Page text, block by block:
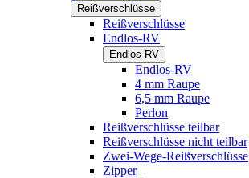
Reißverschlüsse
Reißverschlüsse
Endlos-RV
Endlos-RV
Endlos-RV
4 mm Raupe
6,5 mm Raupe
Perlon
Reißverschlüsse teilbar
Reißverschlüsse nicht teilbar
Zwei-Wege-Reißverschlüsse
Zipper